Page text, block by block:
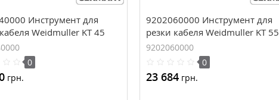
Инструмент для
Weidmuller KT 45
0
грн.
9202060000 Инструмент для
резки кабеля Weidmuller KT 55
(500 мм.кв)
9202060000
0
23 684грн.